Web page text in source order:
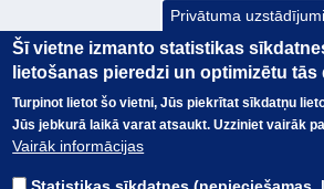
© Valsts kase 2017
Visas tiesības
EK
Privātuma uzstādījumi
Šī vietne izmanto statistikas
lietošanas pieredzi un optimizētu tās
Turpinot lietot šo vietni, Jūs piekrītat sīkdatņu
Jūs jebkurā laikā varat atsaukt. Uzziniet vairāk
Vairāk informācijas